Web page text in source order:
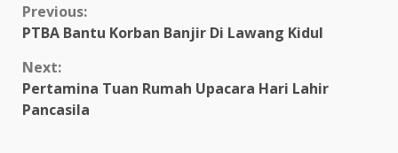
Continue
Previous:
PTBA Bantu Korban Banjir Di Lawang Kidul
Next:
Pertamina Tuan Rumah Upacara Hari Lahir
Pancasila